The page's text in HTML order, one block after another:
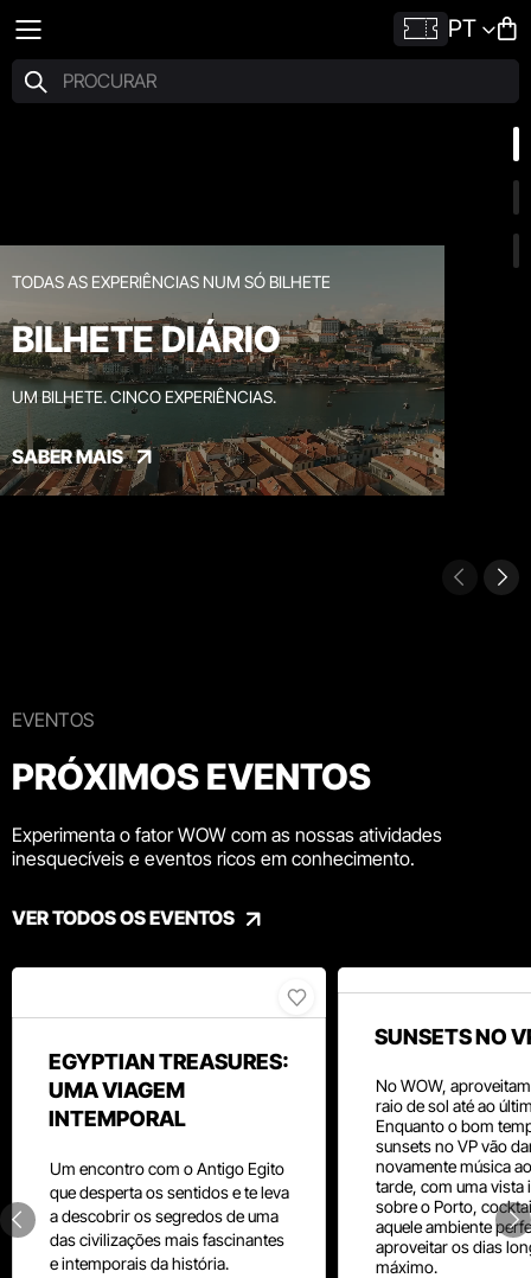
PT
TODAS AS EXPERIÊNCIAS NUM SÓ BILHETE
BILHETE DIÁRIO
UM BILHETE. CINCO EXPERIÊNCIAS.
SABER MAIS
EVENTOS
PRÓXIMOS EVENTOS
Experimenta o fator WOW com as nossas atividades
inesquecíveis e eventos ricos em conhecimento.
VER TODOS OS EVENTOS
EGYPTIAN TREASURES:
UMA VIAGEM
INTEMPORAL
Um encontro com oAntigo Egito
que desperta os sentidos e te leva
a descobrir os segredos de uma
das civilizações mais fascinantes
e intemporais da história.
SUNSETS NO
No WOW,
raio de sol até ao
Enquanto o bom
sunsets no VP vão
novamente música
tarde, com uma vista
sobre o Porto,
aquele ambiente
aproveitar os dias
máximo.